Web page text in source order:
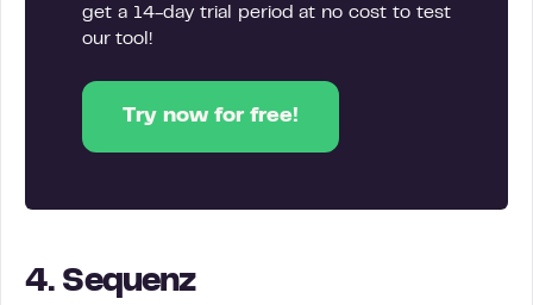
get a 14-day trial period at no cost to test
our tool!
Try now for free!
4. Sequenz